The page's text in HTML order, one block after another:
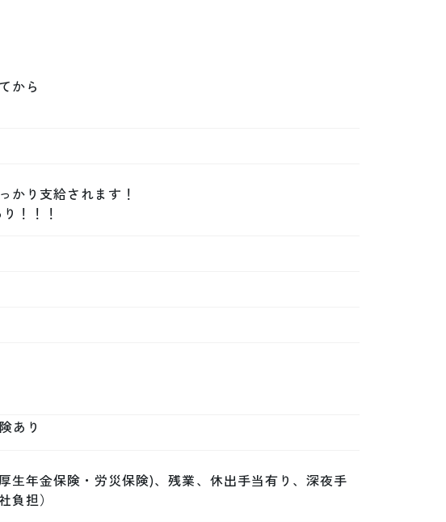
から
かり支給されます！
！！！
あり
年金保険・労災保険)、残業、休出手当有り、深夜手
担）